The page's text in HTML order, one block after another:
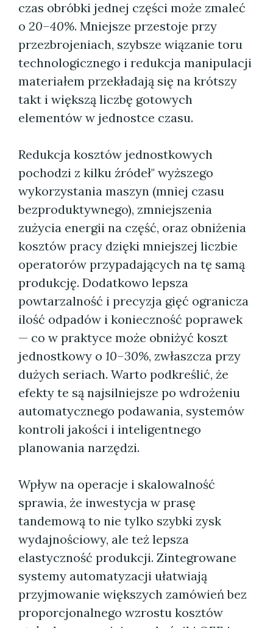
czas obróbki jednej części może zmaleć
o 20–40%. Mniejsze przestoje przy
przezbrojeniach, szybsze wiązanie toru
technologicznego i redukcja manipulacji
materiałem przekładają się na krótszy
takt i większą liczbę gotowych
elementów w jednostce czasu.
Redukcja kosztów jednostkowych
pochodzi z kilku źródeł" wyższego
wykorzystania maszyn (mniej czasu
bezproduktywnego), zmniejszenia
zużycia energii na część, oraz obniżenia
kosztów pracy dzięki mniejszej liczbie
operatorów przypadających na tę samą
produkcję. Dodatkowo lepsza
powtarzalność i precyzja gięć ogranicza
ilość odpadów i konieczność poprawek
— co w praktyce może obniżyć koszt
jednostkowy o 10–30%, zwłaszcza przy
dużych seriach. Warto podkreślić, że
efekty te są najsilniejsze po wdrożeniu
automatycznego podawania, systemów
kontroli jakości i inteligentnego
planowania narzędzi.
Wpływ na operacje i skalowalność
sprawia, że inwestycja w prasę
tandemową to nie tylko szybki zysk
wydajnościowy, ale też lepsza
elastyczność produkcji. Zintegrowane
systemy automatyzacji ułatwiają
przyjmowanie większych zamówień bez
proporcjonalnego wzrostu kosztów